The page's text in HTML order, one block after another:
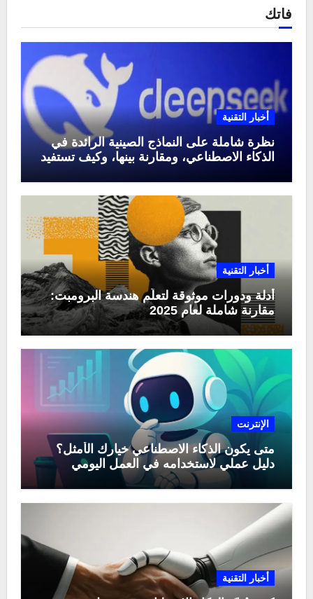
فاتك
أخبار التقنية
نظرة شاملة على النماذج الصينية الرائدة في
الذكاء الاصطناعي، ومقارنة بينها، وكيف تستفيد
أخبار التقنية
أدلة ودورات موثوقة لتعلّم هندسة البرومبت:
مقارنة شاملة لعام 2025
الإنترنت
متى يكون الذكاء الاصطناعي خيارك الأمثل؟
دليل عملي لاستخدامه في العمل اليومي
أخبار التقنية